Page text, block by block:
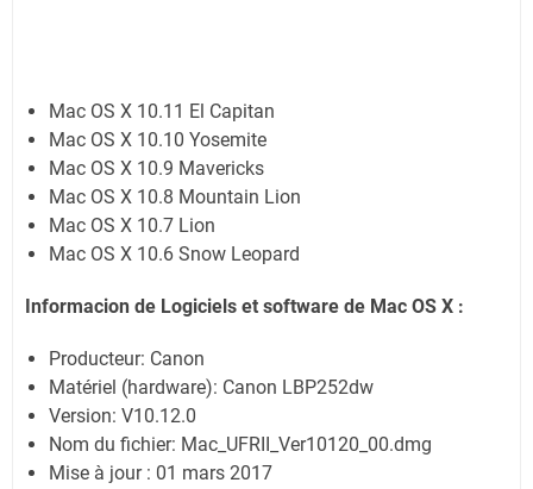
Mac OS X 10.11 El Capitan
Mac OS X 10.10 Yosemite
Mac OS X 10.9 Mavericks
Mac OS X 10.8 Mountain Lion
Mac OS X 10.7 Lion
Mac OS X 10.6 Snow Leopard
Informacion de Logiciels et software de Mac OS X :
Producteur: Canon
Matériel (hardware): Canon LBP252dw
Version: V10.12.0
Nom du fichier: Mac_UFRII_Ver10120_00.dmg
Mise à jour : 01 mars 2017